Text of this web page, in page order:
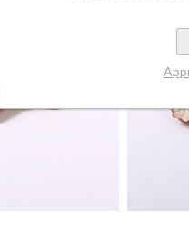
MISTI
SFUSI